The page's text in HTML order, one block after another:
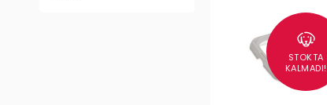
STOKTA
KALMADI!